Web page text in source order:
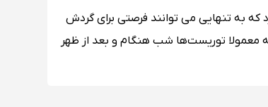
که به تنهایی می توانند فرصتی برای گردش
معمولا توریست‌ها شب هنگام و بعد از ظهر